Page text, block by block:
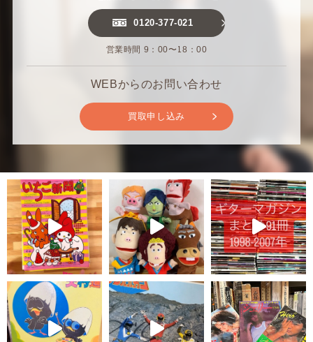
0120-377-021
営業時間 9：00〜18：00
WEBからのお問い合わせ
買取申し込み